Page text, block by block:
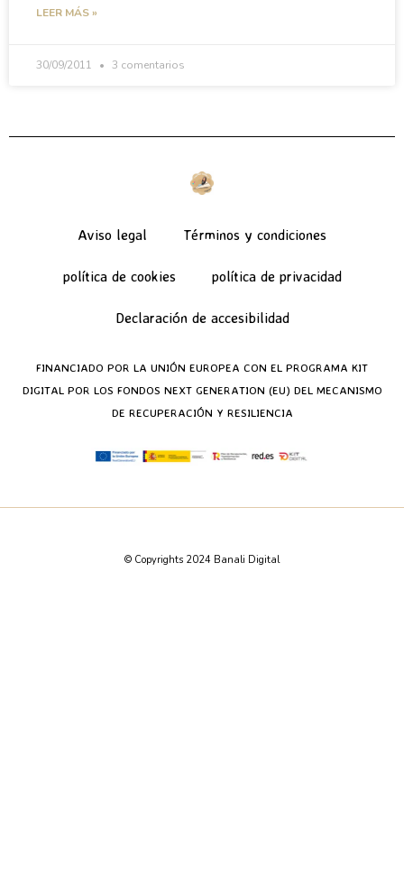
LEER MÁS »
30/09/2011 3 comentarios
Aviso legal Términos y condiciones
política de cookies política de privacidad
Declaración de accesibilidad
FINANCIADO POR LA UNIÓN EUROPEA CON EL PROGRAMA KIT
DIGITAL POR LOS FONDOS NEXT GENERATION (EU) DEL MECANISMO
DE RECUPERACIÓN Y RESILIENCIA
© Copyrights 2024 Banali Digital